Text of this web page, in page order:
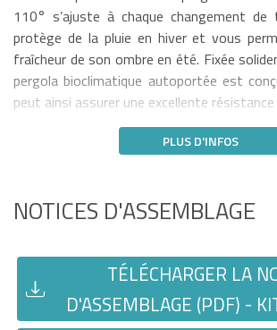
110° s’ajuste à chaque changement
protège de la pluie en hiver et vous
fraîcheur de son ombre en été. Fixée
pergola bioclimatique autoportée est
peut ainsi assurer une excellente
PLUS D'INFOS
NOTICES D'ASSEMBLAGE
TÉLÉCHARGER LA
D'ASSEMBLAGE (PDF) -